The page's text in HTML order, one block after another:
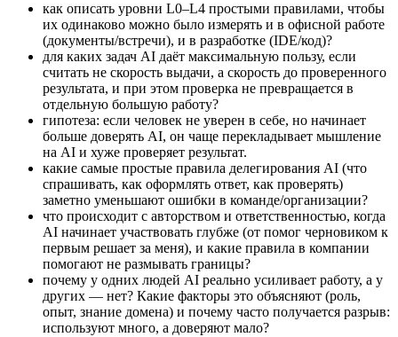
как описать уровни L0–L4 простыми правилами, чтобы
их одинаково можно было измерять и в офисной работе
(документы/встречи), и в разработке (IDE/код)?
для каких задач AI даёт максимальную пользу, если
считать не скорость выдачи, а скорость до проверенного
результата, и при этом проверка не превращается в
отдельную большую работу?
гипотеза: если человек не уверен в себе, но начинает
больше доверять AI, он чаще перекладывает мышление
на AI и хуже проверяет результат.
какие самые простые правила делегирования AI (что
спрашивать, как оформлять ответ, как проверять)
заметно уменьшают ошибки в команде/организации?
что происходит с авторством и ответственностью, когда
AI начинает участвовать глубже (от помог черновиком к
первым решает за меня), и какие правила в компании
помогают не размывать границы?
почему у одних людей AI реально усиливает работу, а у
других — нет? Какие факторы это объясняют (роль,
опыт, знание домена) и почему часто получается разрыв:
используют много, а доверяют мало?